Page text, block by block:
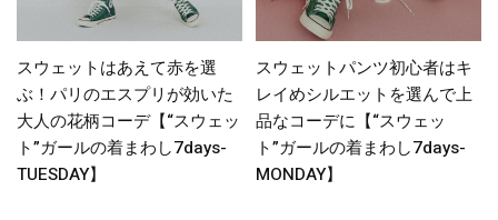
スウェットはあえて赤を選
ぶ！パリのエスプリが効いた
大人の花柄コーデ【“スウェッ
ト”ガールの着まわし7days-
TUESDAY】
スウェットパンツ初心者はキ
レイめシルエットを選んで上
品なコーデに【“スウェッ
ト”ガールの着まわし7days-
MONDAY】